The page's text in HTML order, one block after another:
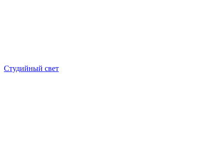
Студийный свет